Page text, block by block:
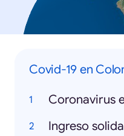
Covid-19 en
Ingreso